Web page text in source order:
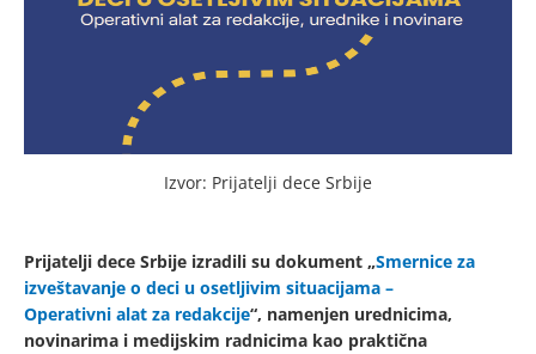
Izvor: Prijatelji dece Srbije
Prijatelji dece Srbije izradili su dokument „Smernice za
izveštavanje o deci u osetljivim situacijama –
Operativni alat za redakcije“, namenjen urednicima,
novinarima i medijskim radnicima kao praktična